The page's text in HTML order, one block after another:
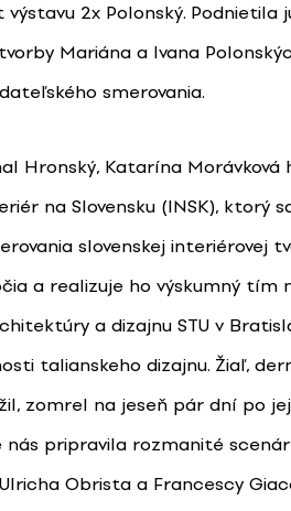
2x Polonský. Podnietila
Mariána a Ivana
smerovania.
Hronský, Katarína Morávková
na Slovensku (INSK), ktorý
slovenskej interiérovej
a realizuje ho výskumný tím
a dizajnu STU v
talianskeho dizajnu. Žiaľ,
zomrel na jeseň pár dní po
nás pripravila rozmanité
Obrista a Francescy